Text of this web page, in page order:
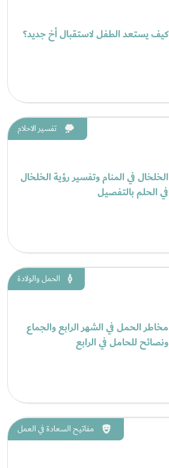
كيف يستعد الطفل لاستقبال أخ جديد؟
تفسير الاحلام
الخلخال في المنام وتفسير رؤية الخلخال
في الحلم بالتفصيل
الحمل والولادة
مخاطر الحمل في الشهر الرابع والجماع
ونصائح للحامل في الرابع
مفاتيح السعادة في العمل